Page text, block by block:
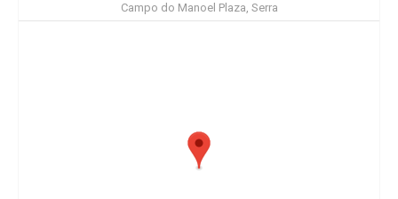
Campo do Manoel Plaza, Serra